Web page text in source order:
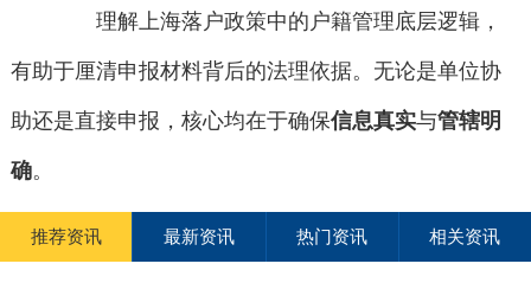
理解上海落户政策中的户籍管理底层逻辑，
有助于厘清申报材料背后的法理依据。无论是单位协
助还是直接申报，核心均在于确保信息真实与管辖明
确。
推荐资讯 最新资讯 热门资讯 相关资讯